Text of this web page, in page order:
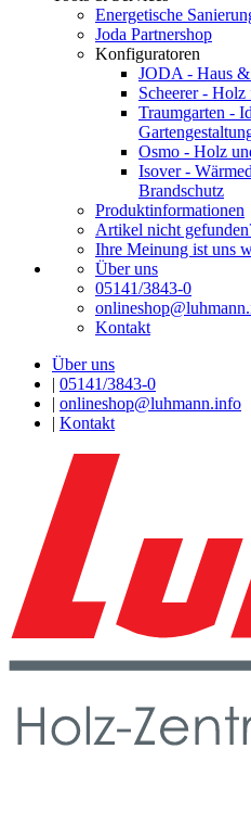
Energetische
Joda Partnershop
Konfiguratoren
JODA - Haus
Scheerer -
Traumgarten -
Osmo - Holz
Isover -
Brandschutz
Produktinformationen
Artikel nicht
Ihre Meinung ist uns
Über uns
05141/3843-0
Kontakt
Über uns
| 05141/3843-0
| onlineshop@luhmann.info
| Kontakt